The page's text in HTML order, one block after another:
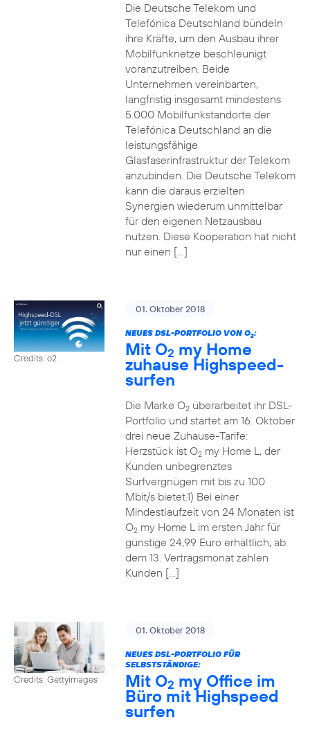
Die Deutsche Telekom und
Telefónica Deutschland bündeln
ihre Kräfte, um den Ausbau ihrer
Mobilfunknetze beschleunigt
voranzutreiben. Beide
Unternehmen vereinbarten,
langfristig insgesamt mindestens
5.000 Mobilfunkstandorte der
Telefónica Deutschland an die
leistungsfähige
Glasfaserinfrastruktur der Telekom
anzubinden. Die Deutsche Telekom
kann die daraus erzielten
Synergien wiederum unmittelbar
für den eigenen Netzausbau
nutzen. Diese Kooperation hat nicht
nur einen […]
Credits: o2
01. Oktober 2018
NEUES DSL-PORTFOLIO VON O2:
Mit O2 my Home
zuhause Highspeed-
surfen
Die Marke O2überarbeitet ihr DSL-
Portfolio und startet am 16. Oktober
drei neue Zuhause-Tarife:
Herzstück ist O2my Home L, der
Kunden unbegrenztes
Surfvergnügen mit bis zu 100
Mbit/s bietet.1) Bei einer
Mindestlaufzeit von 24 Monaten ist
O2my Home L im ersten Jahr für
günstige 24,99 Euro erhältlich, ab
dem 13. Vertragsmonat zahlen
Kunden […]
Credits: Gettyimages
01. Oktober 2018
NEUES DSL-PORTFOLIO FÜR
SELBSTSTÄNDIGE:
Mit O2 my Office im
Büro mit Highspeed
surfen